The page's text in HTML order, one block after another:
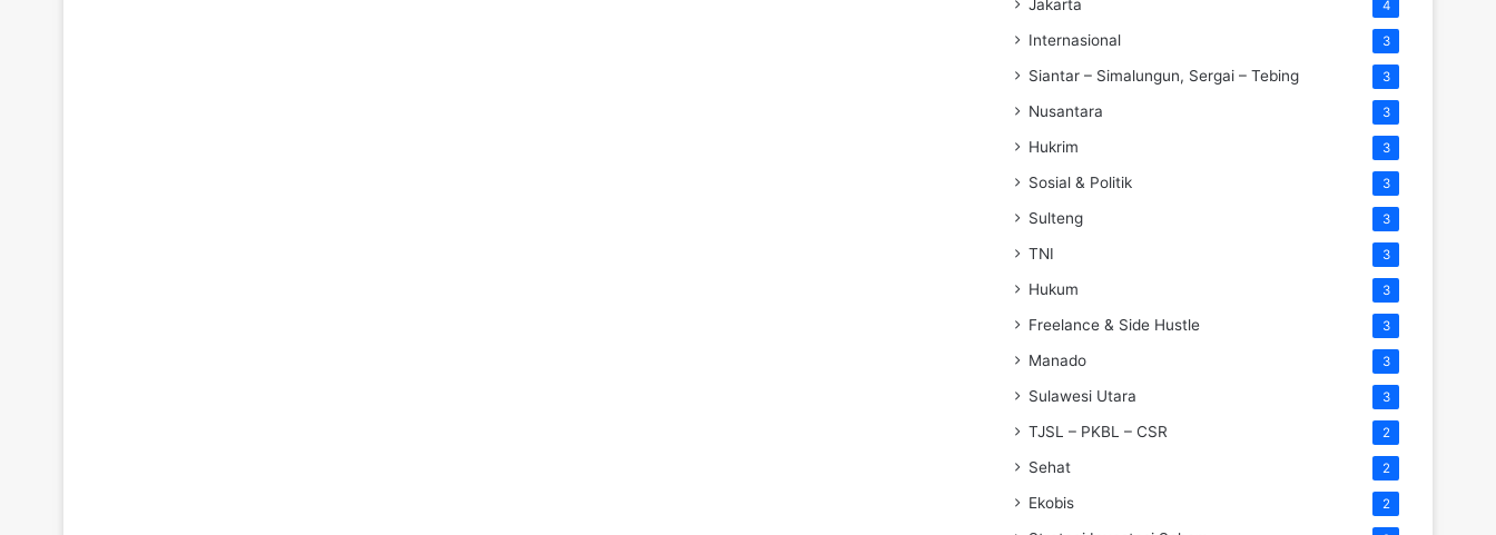
Jakarta 4
Internasional 3
Siantar – Simalungun, Sergai – Tebing 3
Nusantara 3
Hukrim 3
Sosial & Politik 3
Sulteng 3
TNI 3
Hukum 3
Freelance & Side Hustle 3
Manado 3
Sulawesi Utara 3
TJSL – PKBL – CSR 2
Sehat 2
Ekobis 2